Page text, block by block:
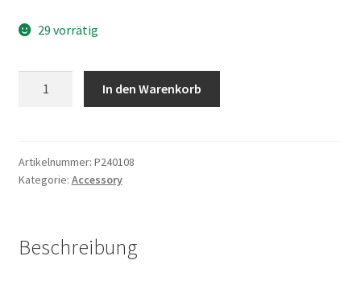
29 vorrätig
In den Warenkorb
Artikelnummer: P240108
Kategorie: Accessory
Beschreibung